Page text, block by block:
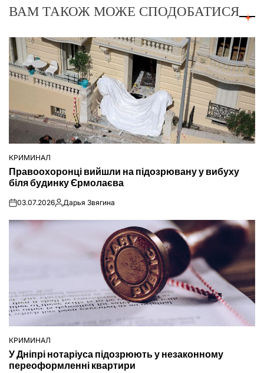
ВАМ ТАКОЖ МОЖЕ СПОДОБАТИСЯ
ОПУБЛІКУВАТИ
КРИМИНАЛ
Правоохоронці вийшли на підозрювану у вибуху
біля будинку Єрмолаєва
on03.07.2026Опубліковано
Дарья Звягина
ОПУБЛІКУВАТИ
У
КРИМИНАЛ
У Дніпрі нотаріуса підозрюють у незаконному
переоформленні квартири